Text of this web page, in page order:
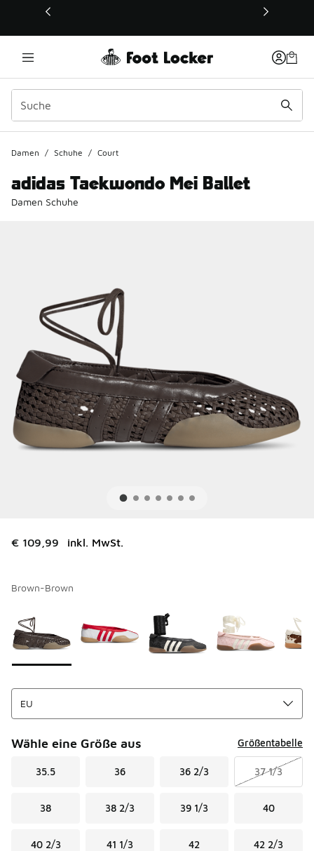
Dieser Link öffnet sich in einem neuen Fenster
Damen / Schuhe / Court
adidas Taekwondo Mei Ballet
Damen Schuhe
€ 109,99 inkl. MwSt.
Brown-Brown
Wähle eine Größe aus Größentabelle
35.5 36 36 2/3 37 1/3
38 38 2/3 39 1/3 40
40 2/3 41 1/3 42 42 2/3